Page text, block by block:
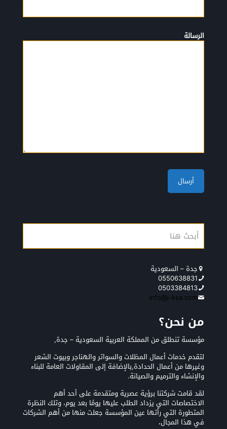
الرسالة
جدة – السعودية
0550638831
0503384813
info@j-ksa.com
من نحن؟
مؤسسة تنطلق من المملكة العربية السعودية – جدة,
لتقدم خدمات أعمال المظلات والسواتر والهناجر وبيوت الشعر
وغيرها من أعمال الحدادة,بالإضافة إلى المقاولات العامة للبناء
والإنشاء والترميم والصيانة.
لقد قامت شركتنا برؤية عصرية ومتقدمة على أحد أهم
الاختصاصات التي يزداد الطلب عليها يومًا بعد يوم، وتلك النظرة
المتطورة التي رأتها عين المؤسسة جعلت منها من أهم الشركات
في هذا المجال،